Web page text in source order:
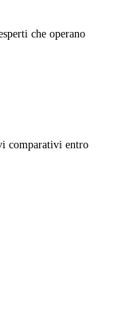
che operano
comparativi entro